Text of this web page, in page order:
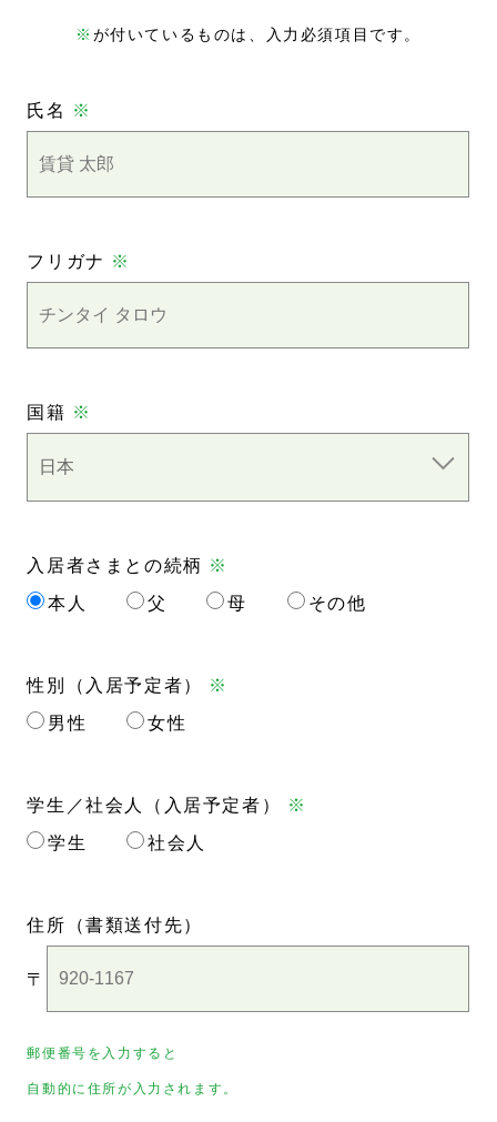
※ が付いているものは、入力必須項目です。
氏名 ※
フリガナ ※
国籍 ※
入居者さまとの続柄 ※
本人
父 母 その他
性別（入居予定者） ※
男性
女性
学生／社会人（入居予定者）
※
学生
社会人
住所 （書類送付先）
〒
郵便番号を入力すると
自動的に住所が入力されます。